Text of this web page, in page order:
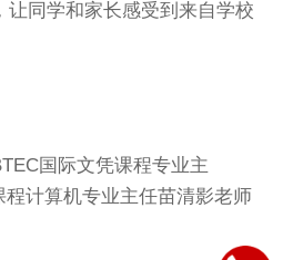
让同学和家长感受到来自学校
国际文凭课程专业主
计算机专业主任苗清影老师